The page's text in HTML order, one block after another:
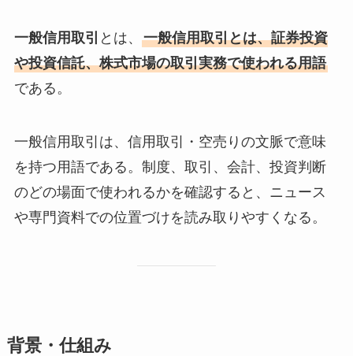
一般信用取引 とは、 一般信用取引とは、証券投資
や投資信託、株式市場の取引実務で使われる用語
である。
一般信用取引は、信用取引・空売りの文脈で意味
を持つ用語である。制度、取引、会計、投資判断
のどの場面で使われるかを確認すると、ニュース
や専門資料での位置づけを読み取りやすくなる。
背景・仕組み